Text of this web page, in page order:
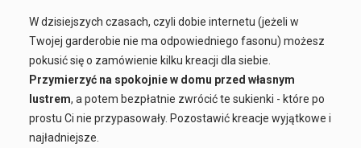
W dzisiejszych czasach, czyli dobie internetu (jeżeli w
Twojej garderobie nie ma odpowiedniego fasonu) możesz
pokusić się o zamówienie kilku kreacji dla siebie.
Przymierzyć na spokojnie w domu przed własnym
lustrem, a potem bezpłatnie zwrócić te sukienki - które po
prostu Ci nie przypasowały. Pozostawić kreacje wyjątkowe i
najładniejsze.